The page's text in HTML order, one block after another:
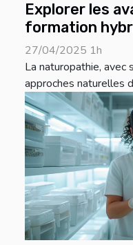
Explorer les
formation
27/04/2025 1h
La naturopathie, avec
approches naturelles